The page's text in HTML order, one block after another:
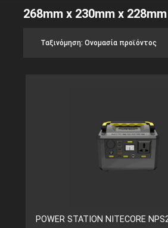
268mm x 230mm x 228mm
POWER STATION NITECORE